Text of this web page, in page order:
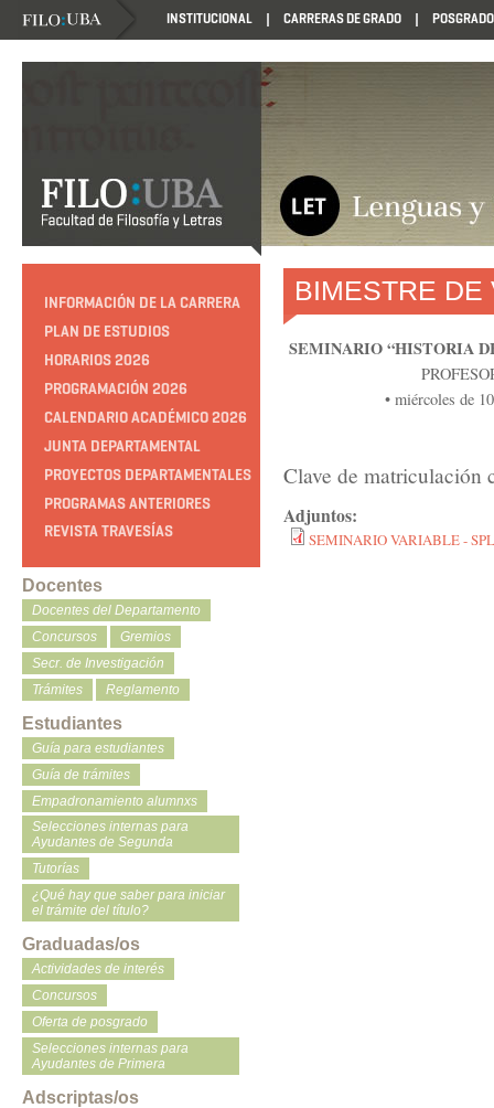
INSTITUCIONAL CARRERAS DE GRADO POSGRADO
INFORMACIÓN DE LA CARRERA
PLAN DE ESTUDIOS
HORARIOS 2026
PROGRAMACIÓN 2026
CALENDARIO ACADÉMICO 2026
JUNTA DEPARTAMENTAL
PROYECTOS DEPARTAMENTALES
PROGRAMAS ANTERIORES
REVISTA TRAVESÍAS
Docentes
Docentes del Departamento
Concursos
Gremios
Secr. de Investigación
Trámites
Reglamento
Estudiantes
Guía para estudiantes
Guía de trámites
Empadronamiento alumnxs
Selecciones internas para
Ayudantes de Segunda
Tutorías
¿Qué hay que saber para iniciar
el trámite del título?
Graduadas/os
Actividades de interés
Concursos
Oferta de posgrado
Selecciones internas para
Ayudantes de Primera
Adscriptas/os
BIMESTRE DE
SEMINARIO “HISTORIA
• miércoles de
Clave de matriculación
Adjuntos:
SEMINARIO VARIABLE -